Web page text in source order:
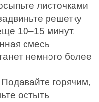
листочками
решетку
10–15 минут,
смесь
немного более
горячим,
остыть